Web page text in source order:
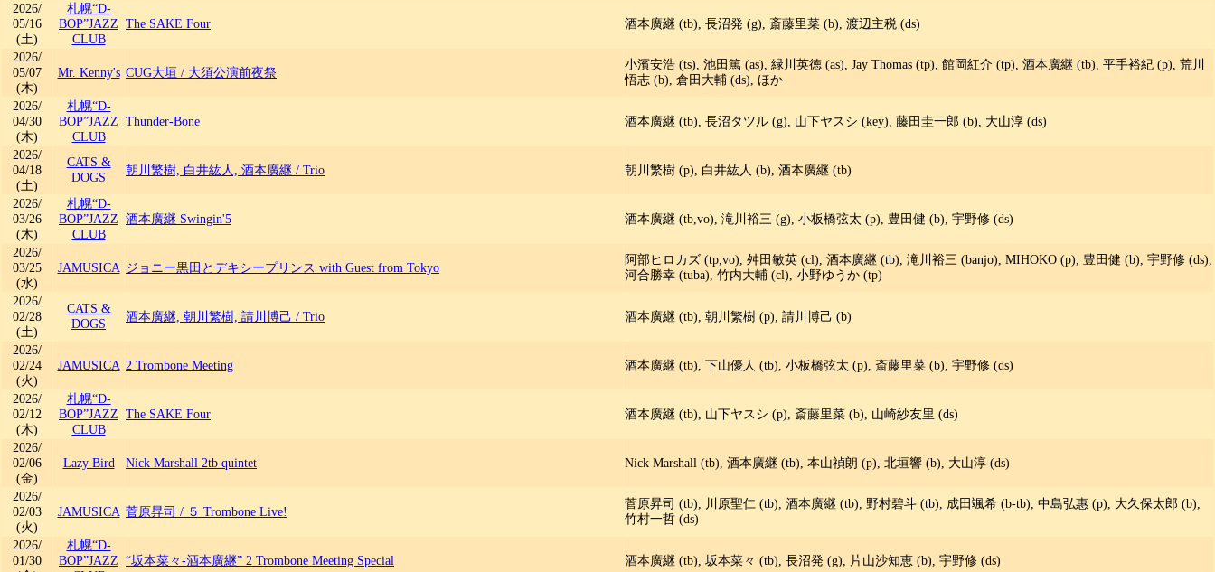
2026/
05/16
(土)
札幌“D-
BOP”JAZZ
CLUB
The SAKE Four 酒本廣継 (tb), 長沼発 (g), 斎藤里菜 (b), 渡辺主税 (ds)
2026/
05/07
(木)
Mr. Kenny's CUG大垣 / 大須公演前夜祭
小濱安浩 (ts), 池田篤 (as), 緑川英徳 (as), Jay Thomas (tp), 館岡紅介 (tp), 酒本廣継 (tb), 平手裕紀 (p), 荒川
悟志 (b), 倉田大輔 (ds), ほか
2026/
04/30
(木)
札幌“D-
BOP”JAZZ
CLUB
Thunder-Bone 酒本廣継 (tb), 長沼タツル (g), 山下ヤスシ (key), 藤田圭一郎 (b), 大山淳 (ds)
2026/
04/18
(土)
CATS &
DOGS
朝川繁樹, 白井紘人, 酒本廣継 / Trio 朝川繁樹 (p), 白井紘人 (b), 酒本廣継 (tb)
2026/
03/26
(木)
札幌“D-
BOP”JAZZ
CLUB
酒本廣継 Swingin'5 酒本廣継 (tb,vo), 滝川裕三 (g), 小板橋弦太 (p), 豊田健 (b), 宇野修 (ds)
2026/
03/25
(水)
JAMUSICA ジョニー黒田とデキシープリンス with Guest from Tokyo
阿部ヒロカズ (tp,vo), 舛田敏英 (cl), 酒本廣継 (tb), 滝川裕三 (banjo), MIHOKO (p), 豊田健 (b), 宇野修 (ds),
河合勝幸 (tuba), 竹内大輔 (cl), 小野ゆうか (tp)
2026/
02/28
(土)
CATS &
DOGS
酒本廣継, 朝川繁樹, 請川博己 / Trio 酒本廣継 (tb), 朝川繁樹 (p), 請川博己 (b)
2026/
02/24
(火)
JAMUSICA 2 Trombone Meeting 酒本廣継 (tb), 下山優人 (tb), 小板橋弦太 (p), 斎藤里菜 (b), 宇野修 (ds)
2026/
02/12
(木)
札幌“D-
BOP”JAZZ
CLUB
The SAKE Four 酒本廣継 (tb), 山下ヤスシ (p), 斎藤里菜 (b), 山崎紗友里 (ds)
2026/
02/06
(金)
Lazy Bird Nick Marshall 2tb quintet Nick Marshall (tb), 酒本廣継 (tb), 本山禎朗 (p), 北垣響 (b), 大山淳 (ds)
2026/
02/03
(火)
JAMUSICA 菅原昇司 / ５ Trombone Live!
菅原昇司 (tb), 川原聖仁 (tb), 酒本廣継 (tb), 野村碧斗 (tb), 成田颯希 (b-tb), 中島弘惠 (p), 大久保太郎 (b),
竹村一哲 (ds)
2026/
01/30
札幌“D-
BOP”JAZZ “坂本菜々-酒本廣継” 2 Trombone Meeting Special 酒本廣継 (tb), 坂本菜々 (tb), 長沼発 (g), 片山沙知恵 (b), 宇野修 (ds)